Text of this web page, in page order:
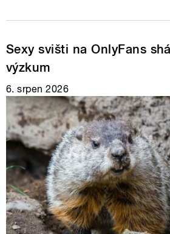
Sexy svišti na OnlyFans
výzkum
6. srpen 2026